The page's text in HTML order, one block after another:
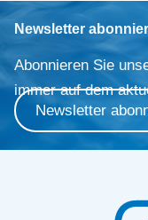
Newsletter
Abonnieren Sie
immer auf dem
Newsletter